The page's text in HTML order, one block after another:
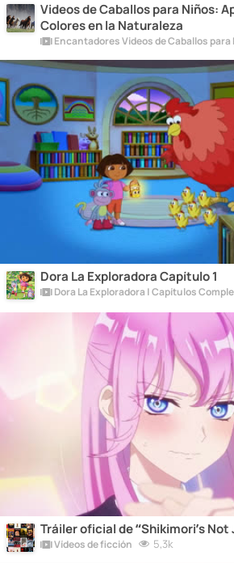
Videos de Caballos para Niños:
Colores en la Naturaleza
Dora La Exploradora Capítulo 1
Tráiler oficial de “Shikimori’s
Vídeos de ficción 5,3k